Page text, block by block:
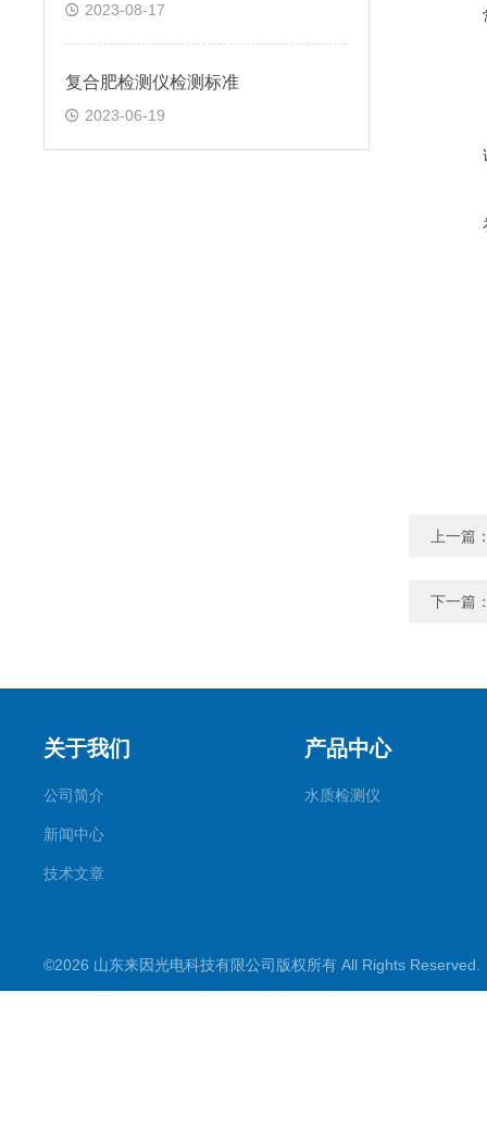
2023-08-17
复合肥检测仪检测标准
2023-06-19
上一篇
下一篇
关于我们
公司简介
新闻中心
技术文章
产品中心
水质检测仪
©2026 山东来因光电科技有限公司版权所有 All Rights